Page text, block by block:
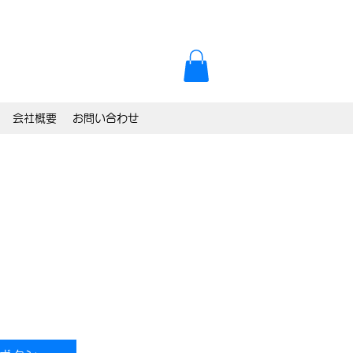
会社概要 お問い合わせ